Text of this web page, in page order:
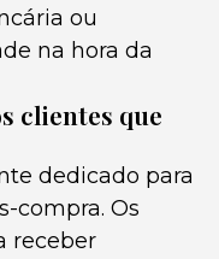
ou
na hora da
clientes que
dedicado para
compra. Os
receber